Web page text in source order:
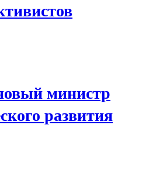
министр
развития